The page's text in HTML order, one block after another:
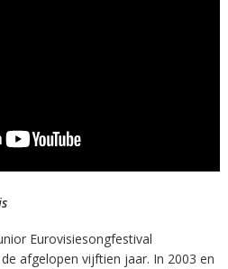
Eurovisiesongfestival
afgelopen vijftien jaar. In 2003 en